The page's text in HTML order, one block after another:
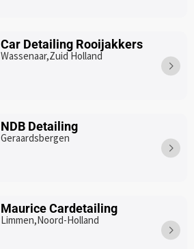
Car Detailing Rooijakkers
Wassenaar,Zuid Holland
NDB Detailing
Geraardsbergen
Maurice Cardetailing
Limmen,Noord-Holland